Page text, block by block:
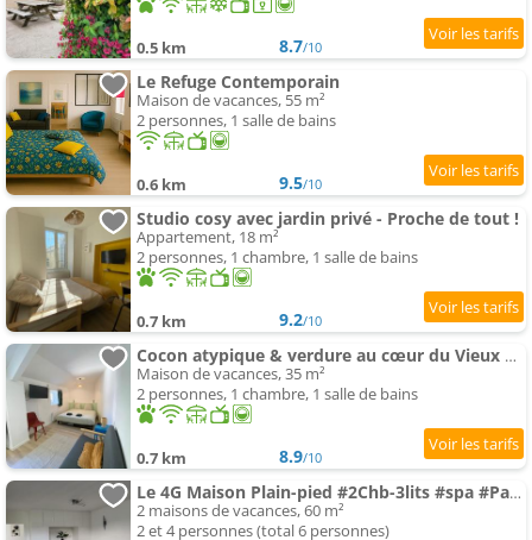
0.5 km 8.7/10
Le Refuge Contemporain
Maison de vacances, 55 m²
2 personnes, 1 salle de bains
0.6 km 9.5/10
Studio cosy avec jardin privé - Proche de tout !
Appartement, 18 m²
2 personnes, 1 chambre, 1 salle de bains
0.7 km 9.2/10
Cocon atypique & verdure au cœur du Vieux Montbard
Maison de vacances, 35 m²
2 personnes, 1 chambre, 1 salle de bains
0.7 km 8.9/10
Le 4G Maison Plain-pied #2Chb-3lits #spa #Parking Securisé
2 maisons de vacances, 60 m²
2 et 4 personnes (total 6 personnes)